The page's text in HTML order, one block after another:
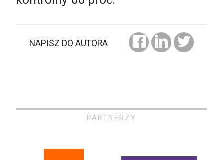
NAPISZ DO AUTORA
PARTNERZY